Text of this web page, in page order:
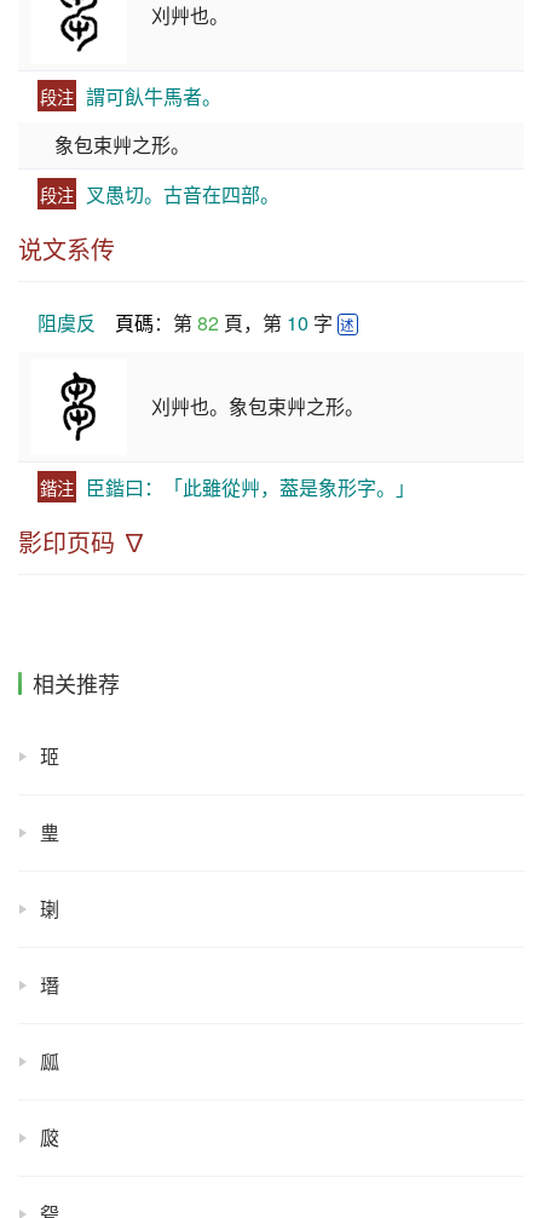
刈艸也。
段注 謂可飤牛馬者。
象包束艸之形。
段注 叉愚切。古音在四部。
说文系传
阻虞反 頁碼：第 82 頁，第 10 字 述
刈艸也。象包束艸之形。
鍇注 臣鍇曰：「此雖從艸，葢是象形字。」
影印页码 ∇
相关推荐
㺿
㻃
㻝
㻸
㼌
㼎